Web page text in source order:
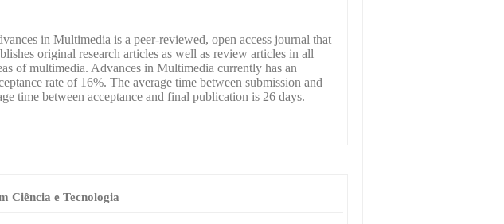
in Multimedia is a peer-reviewed, open access journal that
original research articles as well as review articles in all
of multimedia. Advances in Multimedia currently has an
rate of 16%. The average time between submission and
time between acceptance and final publication is 26 days.
Ciência e Tecnologia